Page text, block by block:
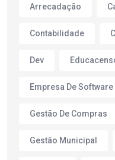
Arrecadação
Contabilidade
Dev
Empresa De Software
Gestão De Compras
Gestão Municipal